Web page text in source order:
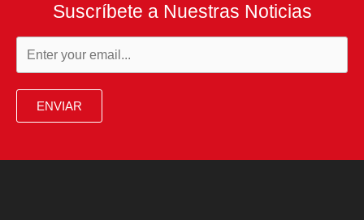
Suscríbete a Nuestras Noticias
ENVIAR